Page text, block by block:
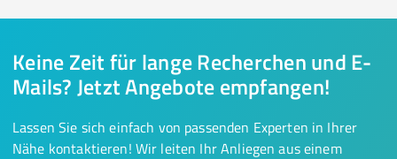
Keine Zeit für lange Recherchen und E-
Mails? Jetzt Angebote empfangen!
Lassen Sie sich einfach von passenden Experten in Ihrer
Nähe kontaktieren! Wir leiten Ihr Anliegen aus einem